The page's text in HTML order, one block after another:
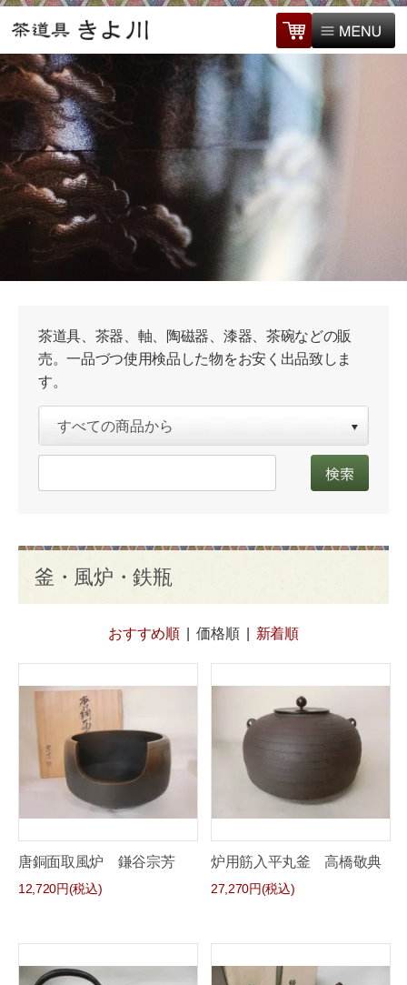
茶道具、茶器、軸、陶磁器、漆器、茶碗などの販
売。一品づつ使用検品した物をお安く出品致しま
す。
釜・風炉・鉄瓶
おすすめ順|価格順| 新着順
唐銅面取風炉 鎌谷宗芳
12,720円(税込)
炉用筋入平丸釜 高橋敬典
27,270円(税込)